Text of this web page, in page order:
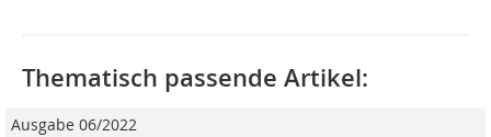
Thematisch passende Artikel:
Ausgabe 06/2022